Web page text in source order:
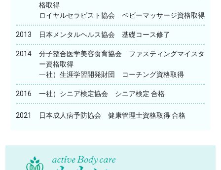
格取得
ロイヤルセラピスト協会 ベビーマッサージ資格取得
2013 日本メンタルヘルス協会 基礎コース修了
2014
分子整合医学美容食育協会 ファスティングマイスタ
ー資格取得
一社）生涯学習開発財団 コーチング資格取得
2016 一社）シニア検定協会 シニア検定 合格
2021 日本成人病予防協会 健康管理士資格取得 合格